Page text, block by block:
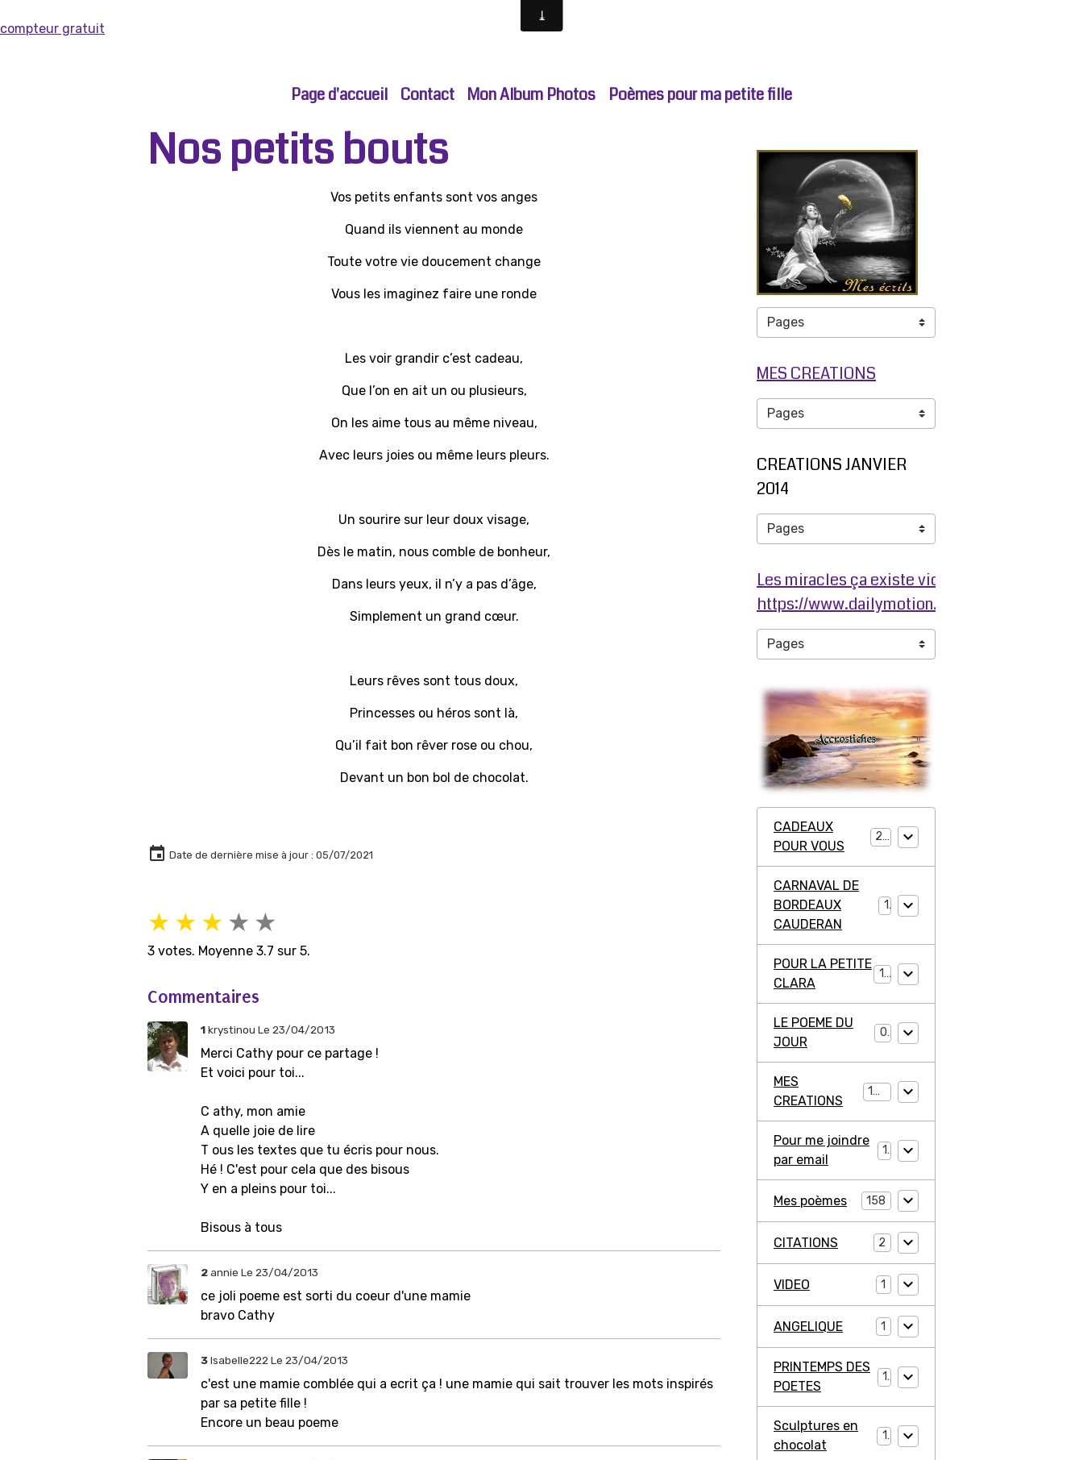
compteur gratuit
Page d'accueil Contact Mon Album Photos Poèmes pour ma petite fille
Nos petits bouts
Vos petits enfants sont vos anges
Quand ils viennent au monde
Toute votre vie doucement change
Vous les imaginez faire une ronde
Les voir grandir c’est cadeau,
Que l’on en ait un ou plusieurs,
On les aime tous au même niveau,
Avec leurs joies ou même leurs pleurs.
Un sourire sur leur doux visage,
Dès le matin, nous comble de bonheur,
Dans leurs yeux, il n’y a pas d’âge,
Simplement un grand cœur.
Leurs rêves sont tous doux,
Princesses ou héros sont là,
Qu’il fait bon rêver rose ou chou,
Devant un bon bol de chocolat.
Date de dernière mise à jour : 05/07/2021
★ ★ ★ ★ ★
3 votes. Moyenne 3.7 sur 5.
Commentaires
1krystinou Le 23/04/2013
Merci Cathy pour ce partage !
Et voici pour toi...
C athy, mon amie
A quelle joie de lire
T ous les textes que tu écris pour nous.
Hé ! C'est pour cela que des bisous
Y en a pleins pour toi...
Bisous à tous
2annie Le 23/04/2013
ce joli poeme est sorti du coeur d'une mamie
bravo Cathy
3Isabelle222 Le 23/04/2013
c'est une mamie comblée qui a ecrit ça ! une mamie qui sait trouver les mots inspirés
par sa petite fille !
Encore un beau poeme
MES CREATIONS
CREATIONS JANVIER
2014
Les miracles ça existe video ma jambe avant
https://www.dailymotion.com/video/
CADEAUX
POUR VOUS
20
CARNAVAL DE
BORDEAUX
CAUDERAN
1
POUR LA PETITE
CLARA
11
LE POEME DU
JOUR
0
MES
CREATIONS
194
Pour me joindre
par email
1
Mes poèmes 158
CITATIONS 2
VIDEO 1
ANGELIQUE 1
PRINTEMPS DES
POETES
1
Sculptures en
chocolat
1